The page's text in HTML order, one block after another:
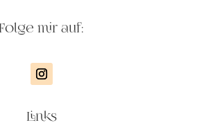
Folge mir auf:
Links